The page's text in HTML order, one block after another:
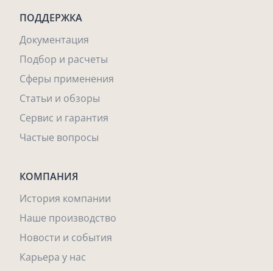
ПОДДЕРЖКА
Документация
Подбор и расчеты
Сферы применения
Статьи и обзоры
Сервис и гарантия
Частые вопросы
КОМПАНИЯ
История компании
Наше производство
Новости и события
Карьера у нас